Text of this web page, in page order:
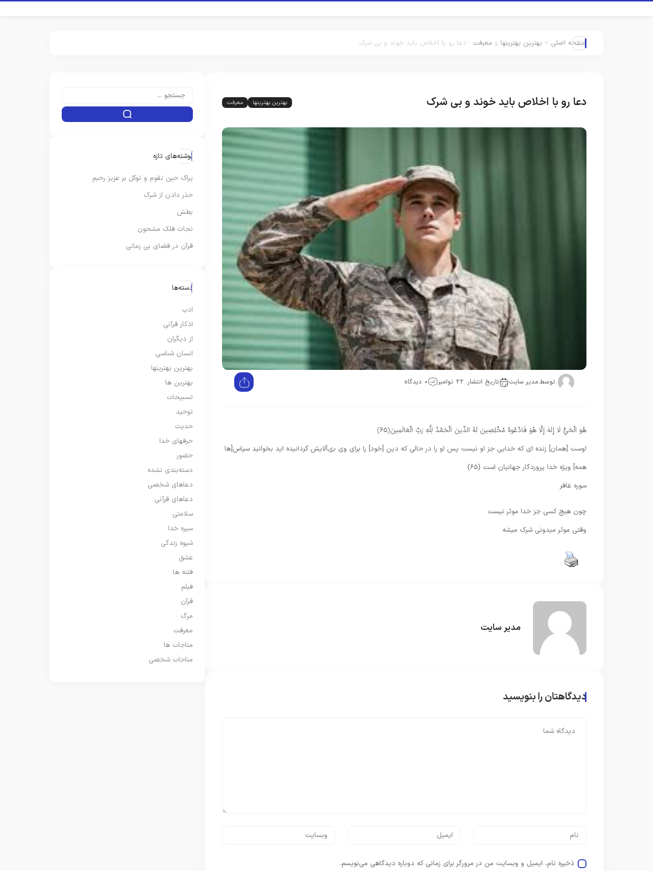
صفحه اصلی > بهترین بهترینها و معرفت : دعا رو با اخلاص باید خوند و بی شرک
دعا رو با اخلاص باید خوند و بی شرک بهترین بهترینها معرفت
توسط:مدیر سایت تاریخ انتشار: 22 نوامبر 0 دیدگاه
هُوَ الْحَيُّ لَا إِلَهَ إِلَّا هُوَ فَادْعُوهُ مُخْلِصِينَ لَهُ الدِّينَ الْحَمْدُ لِلَّهِ رَبِّ الْعَالَمِينَ﴿۶۵﴾
اوست [همان] زنده‏ اى كه خدايى جز او نيست پس او را در حالى كه دين [خود] را براى وى بى‏آلايش گردانيده‏ ايد بخوانيد سپاس[ها
همه] ويژه خدا پروردگار جهانيان است (۶۵)
سوره غافر
چون هیچ کسی جز خدا موثر نیست
وقتی موثر میدونی شرک میشه
مدیر سایت
دیدگاهتان را بنویسید
ذخیره نام، ایمیل و وبسایت من در مرورگر برای زمانی که دوباره دیدگاهی می‌نویسم.
نوشته‌های تازه
یراک حین تقوم و توکل بر عزیز رحیم
حذر دادن از شرک
بطش
نجات فلک مشحون
قرآن در فضای بی زمانی
دسته‌ها
ادب
اذکار قرآنی
از دیگران
انسان شناسی
بهترین بهترینها
بهترین ها
تسبیحات
توحید
حدیث
حرفهای خدا
حضور
دسته‌بندی نشده
دعاهای شخصی
دعاهای قرآنی
سلامتی
سیره خدا
شیوه زندگی
عشق
فتنه ها
فیلم
قرآن
مرگ
معرفت
مناجات ها
مناحات شخصی